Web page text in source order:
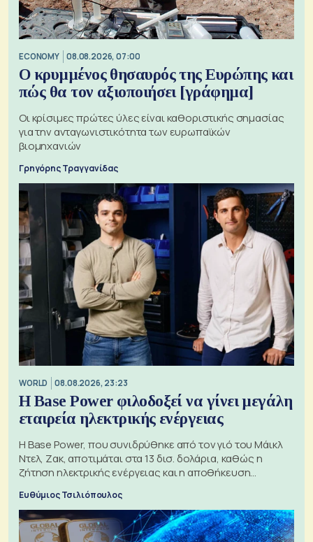
ECONOMY 08.08.2026, 07:00
Ο κρυμμένος θησαυρός της Ευρώπης και
πώς θα τον αξιοποιήσει [γράφημα]
Οι κρίσιμες πρώτες ύλες είναι καθοριστικής σημασίας
για την ανταγωνιστικότητα των ευρωπαϊκών
βιομηχανιών
Γρηγόρης Τραγγανίδας
WORLD 08.08.2026, 23:23
Η Base Power φιλοδοξεί να γίνει μεγάλη
εταιρεία ηλεκτρικής ενέργειας
Η Base Power, που συνιδρύθηκε από τον γιό του Μάικλ
Ντελ, Ζακ, αποτιμάται στα 13 δισ. δολάρια, καθώς η
ζήτηση ηλεκτρικής ενέργειας και η αποθήκευση
μπαταριών αυξάνονται
Ευθύμιος Τσιλιόπουλος